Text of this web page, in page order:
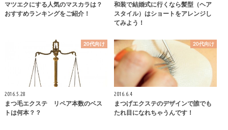
マツエクにする人気のマスカラは？
おすすめランキングをご紹介！
和装で結婚式に行くなら髪型（ヘア
スタイル）はショートをアレンジし
てみよう！
20代向け
2016.5.28
まつ毛エクステ リペア本数のベス
トは何本？？
20代向け
2016.6.4
まつげエクステのデザインで誰でも
たれ目になれちゃうんです！